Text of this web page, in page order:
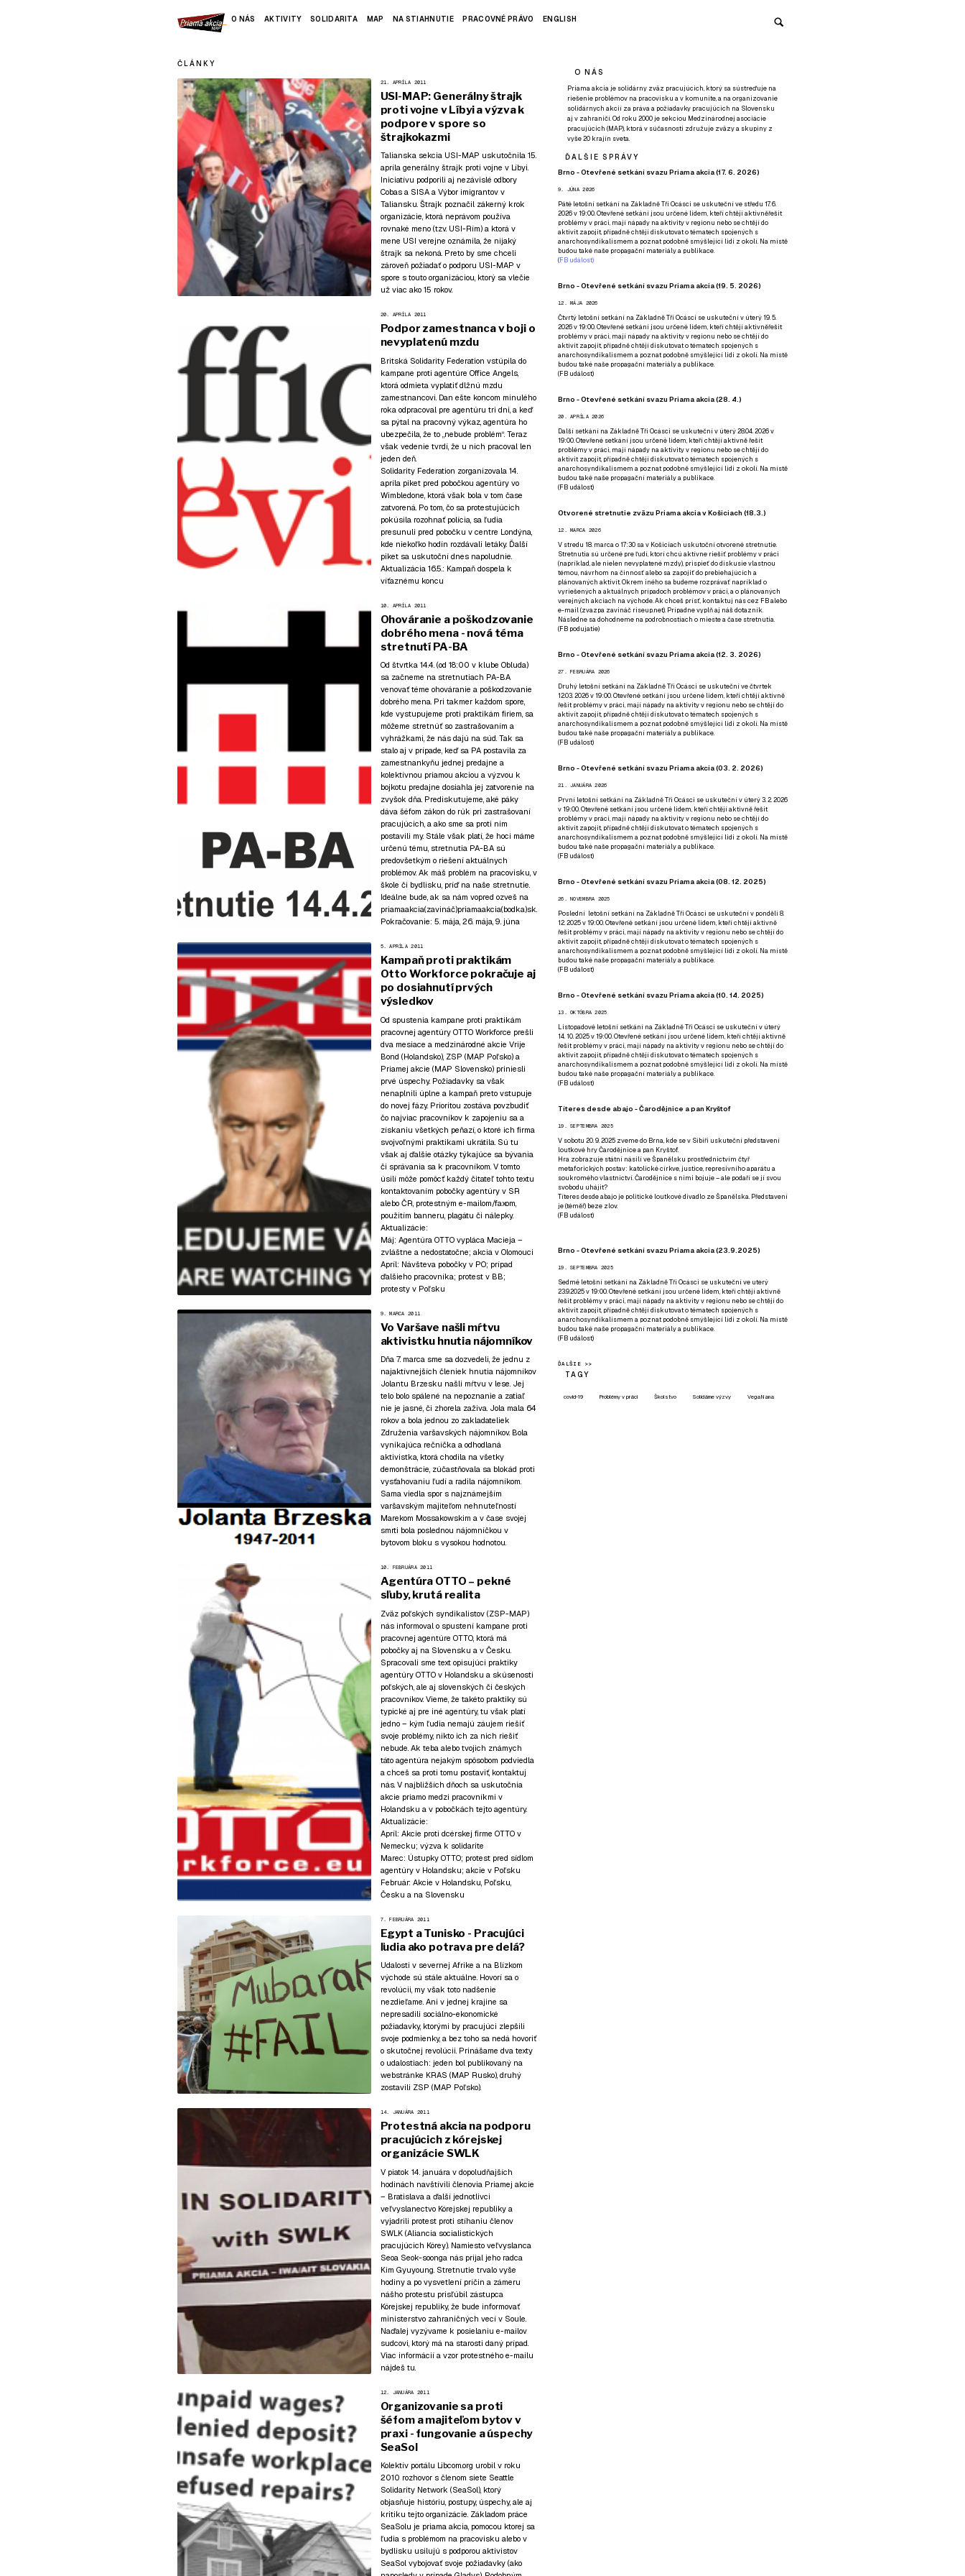
O NÁS AKTIVITY SOLIDARITA MAP NA STIAHNUTIE PRACOVNÉ PRÁVO ENGLISH
ČLÁNKY
21. APRÍLA 2011
USI-MAP: Generálny štrajk
proti vojne v Líbyi a výzva k
podpore v spore so
štrajkokazmi
Talianska sekcia USI-MAP uskutočnila 15.
apríla generálny štrajk proti vojne v Líbyi.
Iniciatívu podporili aj nezávislé odbory
Cobas a SISA a Výbor imigrantov v
Taliansku. Štrajk poznačil zákerný krok
organizácie, ktorá neprávom používa
rovnaké meno (tzv. USI-Rím) a ktorá v
mene USI verejne oznámila, že nijaký
štrajk sa nekoná. Preto by sme chceli
zároveň požiadať o podporu USI-MAP v
spore s touto organizáciou, ktorý sa vlečie
už viac ako 15 rokov.
20. APRÍLA 2011
Podpor zamestnanca v boji o
nevyplatenú mzdu
Britská Solidarity Federation vstúpila do
kampane proti agentúre Office Angels,
ktorá odmieta vyplatiť dlžnú mzdu
zamestnancovi. Dan ešte koncom minulého
roka odpracoval pre agentúru tri dni, a keď
sa pýtal na pracovný výkaz, agentúra ho
ubezpečila, že to „nebude problém“. Teraz
však vedenie tvrdí, že u nich pracoval len
jeden deň.
Solidarity Federation zorganizovala 14.
apríla piket pred pobočkou agentúry vo
Wimbledone, ktorá však bola v tom čase
zatvorená. Po tom, čo sa protestujúcich
pokúsila rozohnať polícia, sa ľudia
presunuli pred pobočku v centre Londýna,
kde niekoľko hodín rozdávali letáky. Ďalší
piket sa uskutoční dnes napoludnie.
Aktualizácia 16.5.: Kampaň dospela k
víťaznému koncu
10. APRÍLA 2011
Ohováranie a poškodzovanie
dobrého mena - nová téma
stretnutí PA-BA
Od štvrtka 14.4. (od 18:00 v klube Obluda)
sa začneme na stretnutiach PA-BA
venovať téme ohováranie a poškodzovanie
dobrého mena. Pri takmer každom spore,
kde vystupujeme proti praktikám firiem, sa
môžeme stretnúť so zastrašovaním a
vyhrážkami, že nás dajú na súd. Tak sa
stalo aj v prípade, keď sa PA postavila za
zamestnankyňu jednej predajne a
kolektívnou priamou akciou a výzvou k
bojkotu predajne dosiahla jej zatvorenie na
zvyšok dňa. Prediskutujeme, aké páky
dáva šéfom zákon do rúk pri zastrašovaní
pracujúcich, a ako sme sa proti nim
postavili my. Stále však platí, že hoci máme
určenú tému, stretnutia PA-BA sú
predovšetkým o riešení aktuálnych
problémov. Ak máš problém na pracovisku, v
škole či bydlisku, príď na naše stretnutie.
Ideálne bude, ak sa nám vopred ozveš na
priamaakcia(zavináč)priamaakcia(bodka)sk.
Pokračovanie: 5. mája, 26. mája, 9. júna
5. APRÍLA 2011
Kampaň proti praktikám
Otto Workforce pokračuje aj
po dosiahnutí prvých
výsledkov
Od spustenia kampane proti praktikám
pracovnej agentúry OTTO Workforce prešli
dva mesiace a medzinárodné akcie Vrije
Bond (Holandsko), ZSP (MAP Poľsko) a
Priamej akcie (MAP Slovensko) priniesli
prvé úspechy. Požiadavky sa však
nenaplnili úplne a kampaň preto vstupuje
do novej fázy. Prioritou zostáva povzbudiť
čo najviac pracovníkov k zapojeniu sa a
získaniu všetkých peňazí, o ktoré ich firma
svojvoľnými praktikami ukrátila. Sú tu
však aj ďalšie otázky týkajúce sa bývania
či správania sa k pracovníkom. V tomto
úsilí môže pomôcť každý čitateľ tohto textu
kontaktovaním pobočky agentúry v SR
alebo ČR, protestným e-mailom/faxom,
použitím banneru plagátu či nálepky.
Aktualizácie:
Máj: Agentúra OTTO vypláca Macieja –
zvláštne a nedostatočne; akcia v Olomouci
Apríl: Návšteva pobočky v PO; prípad
ďalšieho pracovníka; protest v BB;
protesty v Poľsku
9. MARCA 2011
Vo Varšave našli mŕtvu
aktivistku hnutia nájomníkov
Dňa 7. marca sme sa dozvedeli, že jednu z
najaktívnejších členiek hnutia nájomníkov
Jolantu Brzesku našli mŕtvu v lese. Jej
telo bolo spálené na nepoznanie a zatiaľ
nie je jasné, či zhorela zaživa. Jola mala 64
rokov a bola jednou zo zakladateliek
Združenia varšavských nájomníkov. Bola
vynikajúca rečníčka a odhodlaná
aktivistka, ktorá chodila na všetky
demonštrácie, zúčastňovala sa blokád proti
vysťahovaniu ľudí a radila nájomníkom.
Sama viedla spor s najznámejším
varšavským majiteľom nehnuteľností
Marekom Mossakowskim a v čase svojej
smrti bola poslednou nájomníčkou v
bytovom bloku s vysokou hodnotou.
10. FEBRUÁRA 2011
Agentúra OTTO – pekné
sľuby, krutá realita
Zväz poľských syndikalistov (ZSP-MAP)
nás informoval o spustení kampane proti
pracovnej agentúre OTTO, ktorá má
pobočky aj na Slovensku a v Česku.
Spracovali sme text opisujúci praktiky
agentúry OTTO v Holandsku a skúsenosti
poľských, ale aj slovenských či českých
pracovníkov. Vieme, že takéto praktiky sú
typické aj pre iné agentúry, tu však platí
jedno – kým ľudia nemajú záujem riešiť
svoje problémy, nikto ich za nich riešiť
nebude. Ak teba alebo tvojich známych
táto agentúra nejakým spôsobom podviedla
a chceš sa proti tomu postaviť, kontaktuj
nás. V najbližších dňoch sa uskutočnia
akcie priamo medzi pracovníkmi v
Holandsku a v pobočkách tejto agentúry.
Aktualizácie:
Apríl: Akcie proti dcérskej firme OTTO v
Nemecku; výzva k solidarite
Marec: Ústupky OTTO; protest pred sídlom
agentúry v Holandsku; akcie v Poľsku
Február: Akcie v Holandsku, Poľsku,
Česku a na Slovensku
7. FEBRUÁRA 2011
Egypt a Tunisko - Pracujúci
ľudia ako potrava pre delá?
Udalosti v severnej Afrike a na Blízkom
východe sú stále aktuálne. Hovorí sa o
revolúcii, my však toto nadšenie
nezdieľame. Ani v jednej krajine sa
nepresadili sociálno-ekonomické
požiadavky, ktorými by pracujúci zlepšili
svoje podmienky, a bez toho sa nedá hovoriť
o skutočnej revolúcii. Prinášame dva texty
o udalostiach: jeden bol publikovaný na
webstránke KRAS (MAP Rusko), druhý
zostavili ZSP (MAP Poľsko).
14. JANUÁRA 2011
Protestná akcia na podporu
pracujúcich z kórejskej
organizácie SWLK
V piatok 14. januára v dopoludňajších
hodinách navštívili členovia Priamej akcie
– Bratislava a ďalší jednotlivci
veľvyslanectvo Kórejskej republiky a
vyjadrili protest proti stíhaniu členov
SWLK (Aliancia socialistických
pracujúcich Kórey). Namiesto veľvyslanca
Seoa Seok-soonga nás prijal jeho radca
Kim Gyuyoung. Stretnutie trvalo vyše
hodiny a po vysvetlení príčin a zámeru
nášho protestu prisľúbil zástupca
Kórejskej republiky, že bude informovať
ministerstvo zahraničných vecí v Soule.
Naďalej vyzývame k posielaniu e-mailov
sudcovi, ktorý má na starosti daný prípad.
Viac informácií a vzor protestného e-mailu
nájdeš tu
12. JANUÁRA 2011
Organizovanie sa proti
šéfom a majiteľom bytov v
praxi - fungovanie a úspechy
SeaSol
Kolektív portálu Libcom.org urobil v roku
2010 rozhovor s členom siete Seattle
Solidarity Network (SeaSol), ktorý
objasňuje históriu, postupy, úspechy, ale aj
kritiku tejto organizácie. Základom práce
SeaSolu je priama akcia, pomocou ktorej sa
ľudia s problémom na pracovisku alebo v
bydlisku usilujú s podporou aktivistov
SeaSol vybojovať svoje požiadavky (ako
O NÁS
Priama akcia je solidárny zväz pracujúcich, ktorý sa sústreďuje na
riešenie problémov na pracovisku a v komunite, a na organizovanie
solidárnych akcií za práva a požiadavky pracujúcich na Slovensku
aj v zahraničí. Od roku 2000 je sekciou Medzinárodnej asociácie
pracujúcich (MAP), ktorá v súčasnosti združuje zväzy a skupiny z
vyše 20 krajín sveta.
ĎALŠIE SPRÁVY
Brno - Otevřené setkání svazu Priama akcia (17. 6. 2026)
9. JÚNA 2026
Páté letošní setkání na Základně Tři Ocásci se uskuteční ve středu 17. 6.
2026 v 19:00. Otevřené setkání jsou určené lidem, kteří chtějí aktivněřešit
problémy v práci, mají nápady na aktivity v regionu nebo se chtějí do
aktivit zapojit, případně chtějí diskutovat o tématech spojených s
anarchosyndikalismem a poznat podobně smýšlející lidi z okolí. Na místě
budou také naše propagační materiály a publikace.
(FB událost)
Brno - Otevřené setkání svazu Priama akcia (19. 5. 2026)
12. MÁJA 2026
Čtvrtý letošní setkání na Základně Tři Ocásci se uskuteční v úterý 19. 5.
2026 v 19:00. Otevřené setkání jsou určené lidem, kteří chtějí aktivněřešit
problémy v práci, mají nápady na aktivity v regionu nebo se chtějí do
aktivit zapojit, případně chtějí diskutovat o tématech spojených s
anarchosyndikalismem a poznat podobně smýšlející lidi z okolí. Na místě
budou také naše propagační materiály a publikace.
(FB událost)
Brno - Otevřené setkání svazu Priama akcia (28. 4.)
20. APRÍLA 2026
Další setkání na Základně Tři Ocásci se uskuteční v úterý 28.04. 2026 v
19:00. Otevřené setkání jsou určené lidem, kteří chtějí aktivně řešit
problémy v práci, mají nápady na aktivity v regionu nebo se chtějí do
aktivit zapojit, případně chtějí diskutovat o tématech spojených s
anarchosyndikalismem a poznat podobně smýšlející lidi z okolí. Na místě
budou také naše propagační materiály a publikace.
(FB událost)
Otvorené stretnutie zväzu Priama akcia v Košiciach (18.3.)
12. MARCA 2026
V stredu 18. marca o 17:30 sa v Košiciach uskutoční otvorené stretnutie.
Stretnutia sú určené pre ľudí, ktorí chcú aktívne riešiť problémy v práci
(napríklad, ale nielen nevyplatené mzdy), prispieť do diskusie vlastnou
témou, návrhom na činnosť alebo sa zapojiť do prebiehajúcich a
plánovaných aktivít. Okrem iného sa budeme rozprávať napríklad o
vyriešených a aktuálnych prípadoch problémov v práci, a o plánovaných
verejných akciach na východe. Ak chceš prísť, kontaktuj nás cez FBalebo
e-mail (zvazpa zavináč riseup.net). Prípadnevyplň aj náš dotazník.
Následne sa dohodneme na podrobnostiach o mieste a čase stretnutia.
(FB podujatie)
Brno - Otevřené setkání svazu Priama akcia (12. 3. 2026)
27. FEBRUÁRA 2026
Druhý letošní setkání na Základně Tři Ocásci se uskuteční ve čtvrtek
12.03. 2026 v 19:00. Otevřené setkání jsou určené lidem, kteří chtějí aktivně
řešit problémy v práci, mají nápady na aktivity v regionu nebo se chtějí do
aktivit zapojit, případně chtějí diskutovat o tématech spojených s
anarchosyndikalismem a poznat podobně smýšlející lidi z okolí. Na místě
budou také naše propagační materiály a publikace.
(FB událost)
Brno - Otevřené setkání svazu Priama akcia (03. 2. 2026)
21. JANUÁRA 2026
První letošní setkání na Základně Tři Ocásci se uskuteční v úterý 3. 2. 2026
v 19:00. Otevřené setkání jsou určené lidem, kteří chtějí aktivně řešit
problémy v práci, mají nápady na aktivity v regionu nebo se chtějí do
aktivit zapojit, případně chtějí diskutovat o tématech spojených s
anarchosyndikalismem a poznat podobně smýšlející lidi z okolí. Na místě
budou také naše propagační materiály a publikace.
(FB událost)
Brno - Otevřené setkání svazu Priama akcia (08. 12. 2025)
26. NOVEMBRA 2025
Poslední letošní setkání na Základně Tři Ocásci se uskuteční v ponděli 8.
12. 2025 v 19:00. Otevřené setkání jsou určené lidem, kteří chtějí aktivně
řešit problémy v práci, mají nápady na aktivity v regionu nebo se chtějí do
aktivit zapojit, případně chtějí diskutovat o tématech spojených s
anarchosyndikalismem a poznat podobně smýšlející lidi z okolí. Na místě
budou také naše propagační materiály a publikace.
(FB událost)
Brno - Otevřené setkání svazu Priama akcia (10. 14. 2025)
13. OKTÓBRA 2025
Listopadové letošní setkání na Základně Tři Ocásci se uskuteční v úterý
14. 10. 2025 v 19:00. Otevřené setkání jsou určené lidem, kteří chtějí aktivně
řešit problémy v práci, mají nápady na aktivity v regionu nebo se chtějí do
aktivit zapojit, případně chtějí diskutovat o tématech spojených s
anarchosyndikalismem a poznat podobně smýšlející lidi z okolí. Na místě
budou také naše propagační materiály a publikace.
(FB událost)
Títeres desde abajo - Čarodějnice a pan Kryštof
19. SEPTEMBRA 2025
V sobotu 20. 9. 2025 zveme do Brna, kde se v Sibiři uskuteční představení
loutkové hry Čarodějnice a pan Kryštof.
Hra zobrazuje státní násilí ve Španělsku prostřednictvím čtyř
metaforických postav: katolické církve, justice, represivního aparátu a
soukromého vlastnictví. Čarodějnice s nimi bojuje – ale podaří se jí svou
svobodu uhájit?
Títeres desde abajo je politické loutkové divadlo ze Španělska. Představení
je (téměř) beze zlov.
(FB událost)
Brno - Otevřené setkání svazu Priama akcia (23.9.2025)
19. SEPTEMBRA 2025
Sedmé letošní setkání na Základně Tři Ocásci se uskuteční ve uterý
23.9.2025 v 19:00. Otevřené setkání jsou určené lidem, kteří chtějí aktivně
řešit problémy v práci, mají nápady na aktivity v regionu nebo se chtějí do
aktivit zapojit, případně chtějí diskutovat o tématech spojených s
anarchosyndikalismem a poznat podobně smýšlející lidi z okolí. Na místě
budou také naše propagační materiály a publikace.
(FB událost)
ĎALŠIE >>
TAGY
covid-19 Problémy v práci Školstvo Solidárne výzvy VegaNana